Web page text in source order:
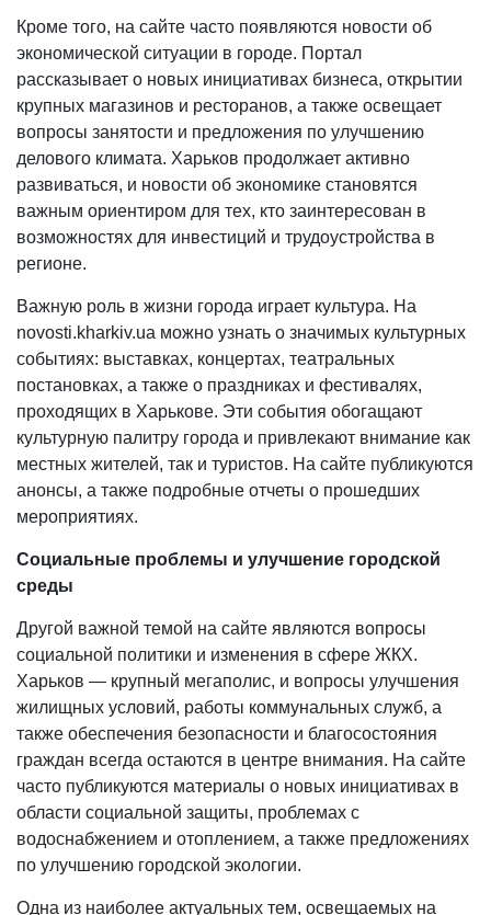
Кроме того, на сайте часто появляются новости об
экономической ситуации в городе. Портал
рассказывает о новых инициативах бизнеса, открытии
крупных магазинов и ресторанов, а также освещает
вопросы занятости и предложения по улучшению
делового климата. Харьков продолжает активно
развиваться, и новости об экономике становятся
важным ориентиром для тех, кто заинтересован в
возможностях для инвестиций и трудоустройства в
регионе.
Важную роль в жизни города играет культура. На
novosti.kharkiv.ua можно узнать о значимых культурных
событиях: выставках, концертах, театральных
постановках, а также о праздниках и фестивалях,
проходящих в Харькове. Эти события обогащают
культурную палитру города и привлекают внимание как
местных жителей, так и туристов. На сайте публикуются
анонсы, а также подробные отчеты о прошедших
мероприятиях.
Социальные проблемы и улучшение городской
среды
Другой важной темой на сайте являются вопросы
социальной политики и изменения в сфере ЖКХ.
Харьков — крупный мегаполис, и вопросы улучшения
жилищных условий, работы коммунальных служб, а
также обеспечения безопасности и благосостояния
граждан всегда остаются в центре внимания. На сайте
часто публикуются материалы о новых инициативах в
области социальной защиты, проблемах с
водоснабжением и отоплением, а также предложениях
по улучшению городской экологии.
Одна из наиболее актуальных тем, освещаемых на